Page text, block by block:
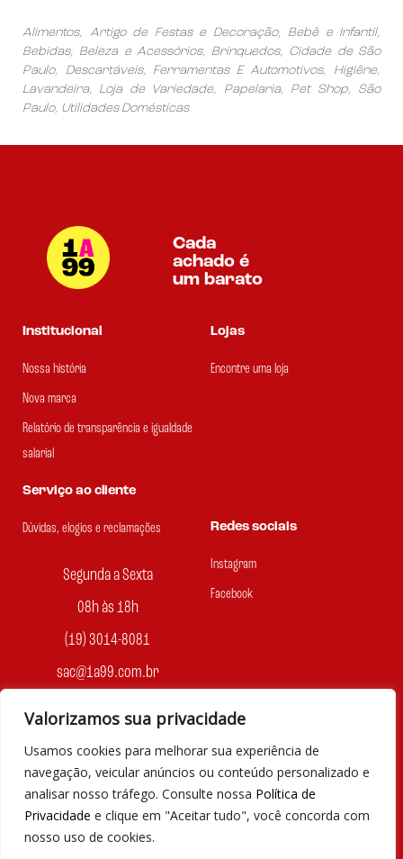
Valorizamos sua privacidade
Usamos cookies para melhorar sua experiência de
navegação, veicular anúncios ou conteúdo personalizado e
analisar nosso tráfego. Consulte nossa Política de
Privacidade e clique em "Aceitar tudo", você concorda com
nosso uso de cookies.
Alimentos, Artigo de Festas e Decoração, Bebê e Infantil,
Bebidas, Beleza e Acessórios, Brinquedos, Cidade de São
Paulo, Descartáveis, Ferramentas E Automotivos, Higiêne,
Lavandeira, Loja de Variedade, Papelaria, Pet Shop, São
Paulo, Utilidades Domésticas
Cada
achado é
um barato
Institucional
Nossa história
Nova marca
Relatório de transparência e igualdade
salarial
Lojas
Encontre uma loja
Serviço ao cliente
Dúvidas, elogios e reclamações
Segunda a Sexta
08h às 18h
(19) 3014-8081
sac@1a99.com.br
Redes sociais
Instagram
Facebook
Formas de pagamento
Dinheiro e Pix
© 2023 por Agência Maples. Loja 1A99 Cada achado é um barato